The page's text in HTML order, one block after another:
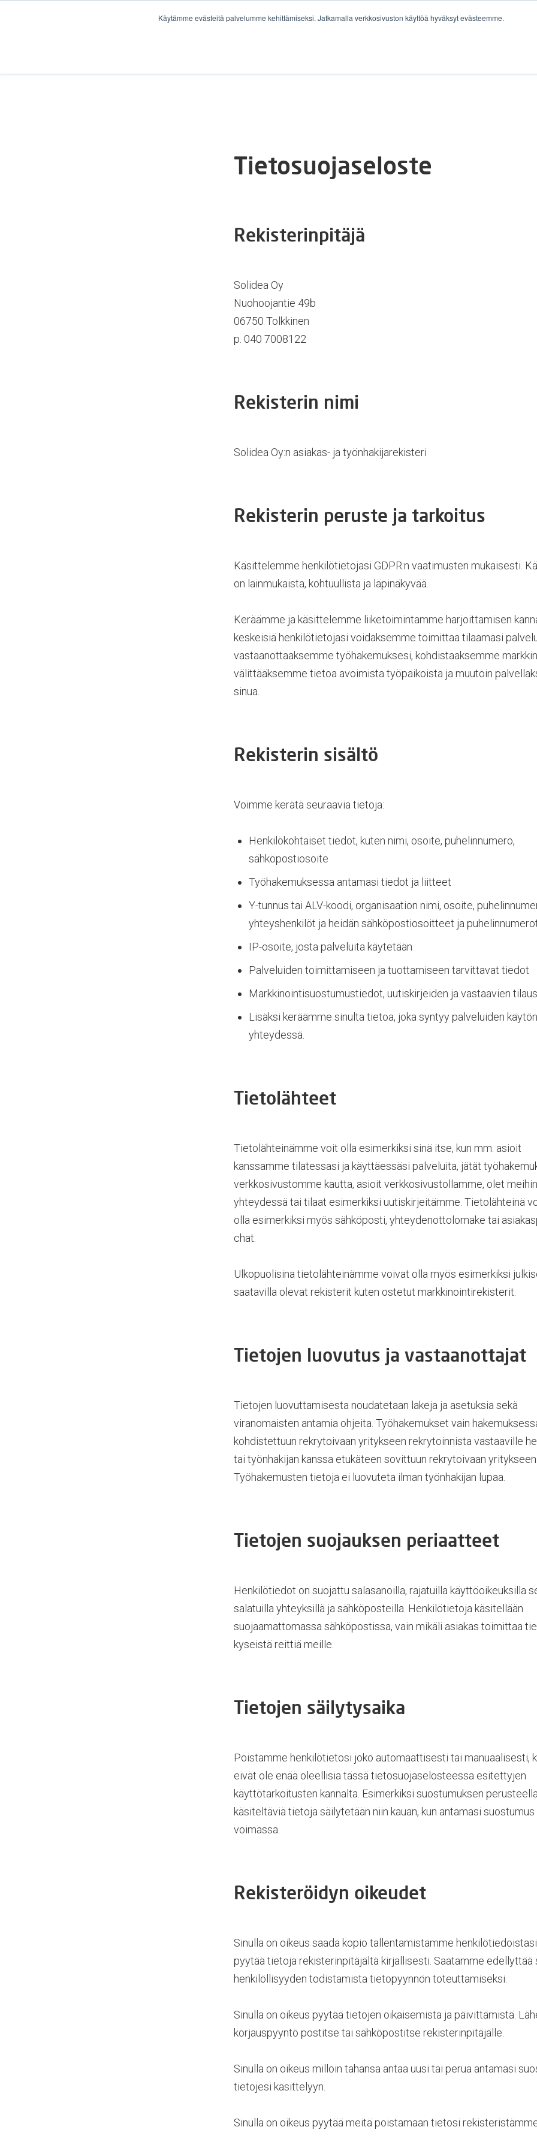
Käytämme evästeitä palvelumme kehittämiseksi. Jatkamalla verkkosivuston käyttöä hyväksyt evästeemme.
Tietosuojaseloste
Rekisterinpitäjä
Solidea Oy
Nuohoojantie 49b
06750 Tolkkinen
p. 040 7008122
Rekisterin nimi
Solidea Oy:n asiakas- ja työnhakijarekisteri
Rekisterin peruste ja tarkoitus
Käsittelemme henkilötietojasi GDPR:n vaatimusten mukaisesti.
on lainmukaista, kohtuullista ja läpinäkyvää.
Keräämme ja käsittelemme liiketoimintamme harjoittamisen
keskeisiä henkilötietojasi voidaksemme toimittaa tilaamasi
vastaanottaaksemme työhakemuksesi, kohdistaaksemme
välittääksemme tietoa avoimista työpaikoista ja muutoin
sinua.
Rekisterin sisältö
Voimme kerätä seuraavia tietoja:
Henkilökohtaiset tiedot, kuten nimi, osoite, puhelinnumero,
sähköpostiosoite
Työhakemuksessa antamasi tiedot ja liitteet
Y-tunnus tai ALV-koodi, organisaation nimi, osoite,
yhteyshenkilöt ja heidän sähköpostiosoitteet ja
IP-osoite, josta palveluita käytetään
Palveluiden toimittamiseen ja tuottamiseen tarvittavat tiedot
Markkinointisuostumustiedot, uutiskirjeiden ja vastaavien
Lisäksi keräämme sinulta tietoa, joka syntyy palveluiden käytön
yhteydessä.
Tietolähteet
Tietolähteinämme voit olla esimerkiksi sinä itse, kun mm. asioit
kanssamme tilatessasi ja käyttäessäsi palveluita, jätät
verkkosivustomme kautta, asioit verkkosivustollamme, olet meihin
yhteydessä tai tilaat esimerkiksi uutiskirjeitämme. Tietolähteinä
olla esimerkiksi myös sähköposti, yhteydenottolomake tai
chat.
Ulkopuolisina tietolähteinämme voivat olla myös esimerkiksi
saatavilla olevat rekisterit kuten ostetut markkinointirekisterit.
Tietojen luovutus ja vastaanottajat
Tietojen luovuttamisesta noudatetaan lakeja ja asetuksia sekä
viranomaisten antamia ohjeita. Työhakemukset vain
kohdistettuun rekrytoivaan yritykseen rekrytoinnista vastaaville
tai työnhakijan kanssa etukäteen sovittuun rekrytoivaan yritykseen.
Työhakemusten tietoja ei luovuteta ilman työnhakijan lupaa.
Tietojen suojauksen periaatteet
Henkilötiedot on suojattu salasanoilla, rajatuilla käyttöoikeuksilla
salatuilla yhteyksillä ja sähköposteilla. Henkilötietoja käsitellään
suojaamattomassa sähköpostissa, vain mikäli asiakas toimittaa
kyseistä reittiä meille.
Tietojen säilytysaika
Poistamme henkilötietosi joko automaattisesti tai manuaalisesti,
eivät ole enää oleellisia tässä tietosuojaselosteessa esitettyjen
käyttötarkoitusten kannalta. Esimerkiksi suostumuksen perusteella
käsiteltäviä tietoja säilytetään niin kauan, kun antamasi suostumus
voimassa.
Rekisteröidyn oikeudet
Sinulla on oikeus saada kopio tallentamistamme
pyytää tietoja rekisterinpitäjältä kirjallisesti. Saatamme edellyttää
henkilöllisyyden todistamista tietopyynnön toteuttamiseksi.
Sinulla on oikeus pyytää tietojen oikaisemista ja päivittämistä.
korjauspyyntö postitse tai sähköpostitse rekisterinpitäjälle.
Sinulla on oikeus milloin tahansa antaa uusi tai perua antamasi
tietojesi käsittelyyn.
Sinulla on oikeus pyytää meitä poistamaan tietosi